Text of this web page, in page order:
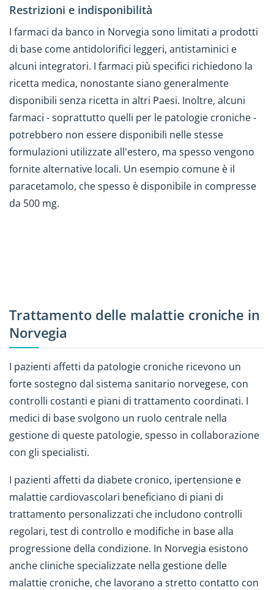
Restrizioni e indisponibilità
I farmaci da banco in Norvegia sono limitati a prodotti
di base come antidolorifici leggeri, antistaminici e
alcuni integratori. I farmaci più specifici richiedono la
ricetta medica, nonostante siano generalmente
disponibili senza ricetta in altri Paesi. Inoltre, alcuni
farmaci - soprattutto quelli per le patologie croniche -
potrebbero non essere disponibili nelle stesse
formulazioni utilizzate all'estero, ma spesso vengono
fornite alternative locali. Un esempio comune è il
paracetamolo, che spesso è disponibile in compresse
da 500 mg.
Trattamento delle malattie croniche in
Norvegia
I pazienti affetti da patologie croniche ricevono un
forte sostegno dal sistema sanitario norvegese, con
controlli costanti e piani di trattamento coordinati. I
medici di base svolgono un ruolo centrale nella
gestione di queste patologie, spesso in collaborazione
con gli specialisti.
I pazienti affetti da diabete cronico, ipertensione e
malattie cardiovascolari beneficiano di piani di
trattamento personalizzati che includono controlli
regolari, test di controllo e modifiche in base alla
progressione della condizione. In Norvegia esistono
anche cliniche specializzate nella gestione delle
malattie croniche, che lavorano a stretto contatto con